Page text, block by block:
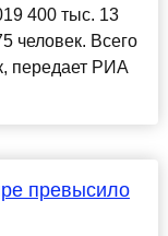
400 тыс. 13
человек. Всего
передает РИА
превысило